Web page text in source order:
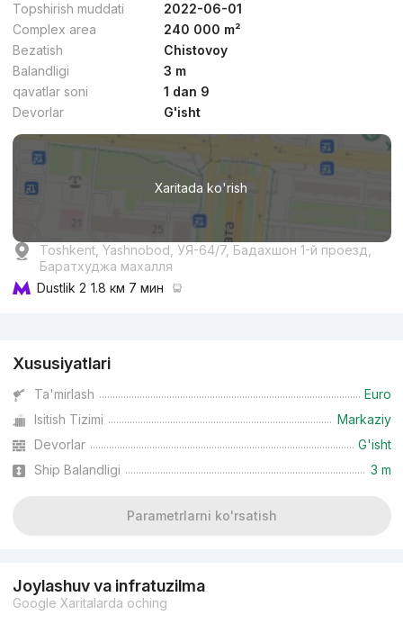
Topshirish muddati
2022-06-01
Complex area
240 000 m²
Bezatish
Chistovoy
Balandligi
3 m
qavatlar soni
1 dan 9
Devorlar
G'isht
Xaritada ko'rish
Toshkent, Yashnobod, УЯ-64/7, Бадахшон 1-й проезд,
Баратхуджа махалля
Dustlik 2 1.8 км 7 мин
Xususiyatlari
Ta'mirlash
Euro
Isitish Tizimi
Markaziy
Devorlar
G'isht
Ship Balandligi
3 m
Parametrlarni ko'rsatish
Joylashuv va infratuzilma
Google Xaritalarda oching